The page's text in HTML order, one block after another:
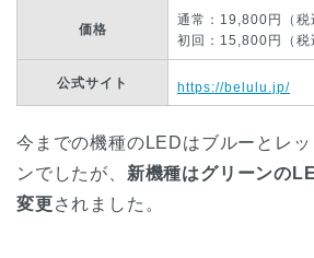
価格
通常：19,800円（税
初回：15,800円（税
公式サイト https://belulu.jp/
今までの機種のLEDはブルーとレ
ンでしたが、 新機種はグリーンの
変更されました。